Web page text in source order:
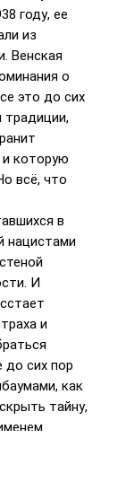
году, ее
из
Венская
о
это до сих
традиции,
которую
всё, что
в
нацистами
И
и
до сих пор
как
тайну,